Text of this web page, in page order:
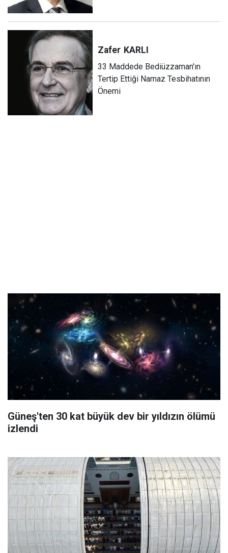
Zafer KARLI
33 Maddede Bediüzzaman'ın
Tertip Ettiği Namaz Tesbihatının
Önemi
Güneş'ten 30 kat büyük dev bir yıldızın ölümü
izlendi